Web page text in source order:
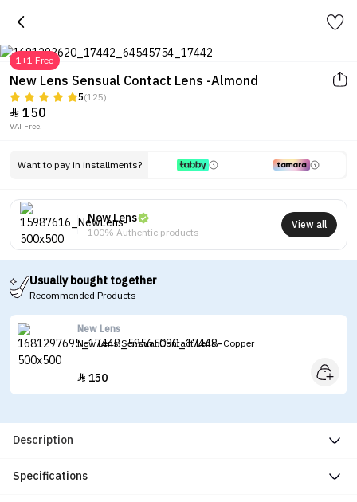
1+1 Free
New Lens Sensual Contact Lens -Almond
5(125)
 150
VAT Free.
Want to pay in installments?
New Lens
100% Authentic products
View all
Usually bought together
Recommended Products
New Lens
New Lens Sensual Contact Lens -Copper
 150
Description
Specifications